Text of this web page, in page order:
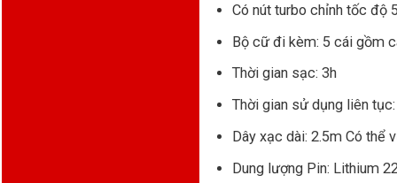
Có nút turbo chỉnh tốc độ
Bộ cữ đi kèm: 5 cái gồm
Thời gian sạc: 3h
Thời gian sử dụng liên
Dây xạc dài: 2.5m Có thể
Dung lượng Pin: Lithium